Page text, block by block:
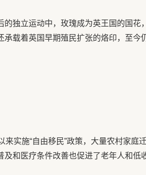
的独立运动中，玫瑰成为英王国的国花
承载着英国早期殖民扩张的烙印，至今
实施“自由移民”政策，大量农村家庭
及和医疗条件改善也促进了老年人和低